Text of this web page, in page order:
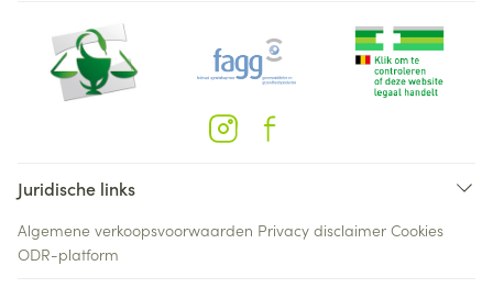
Juridische links
Algemene verkoopsvoorwaarden Privacy disclaimer Cookies
ODR-platform